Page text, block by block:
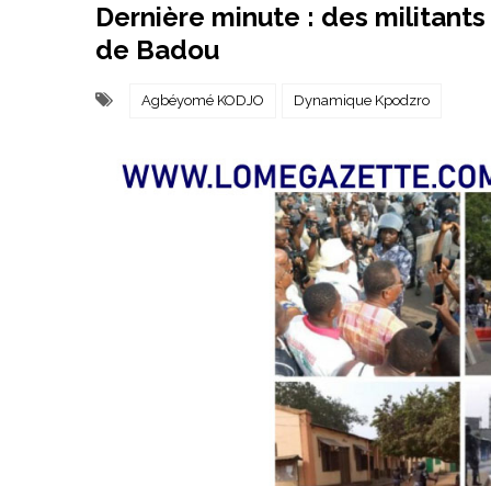
Dernière minute : des
de Badou
Agbéyomé KODJO Dynamique Kpodzro